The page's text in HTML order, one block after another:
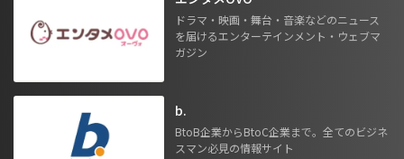
ドラマ・映画・舞台・音楽などのニュース
を届けるエンターテインメント・ウェブマ
ガジン
b.
BtoB企業からBtoC企業まで。全てのビジネ
スマン必見の情報サイト